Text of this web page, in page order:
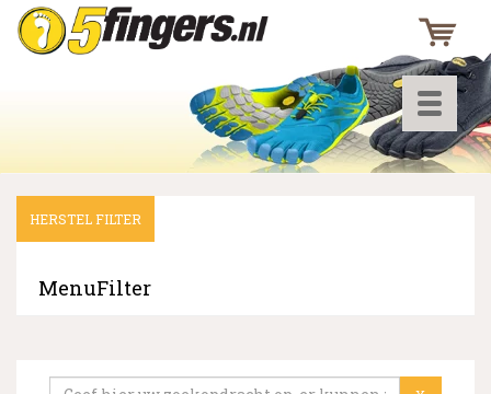
Toggle
▼
HERSTEL FILTER
MenuFilter